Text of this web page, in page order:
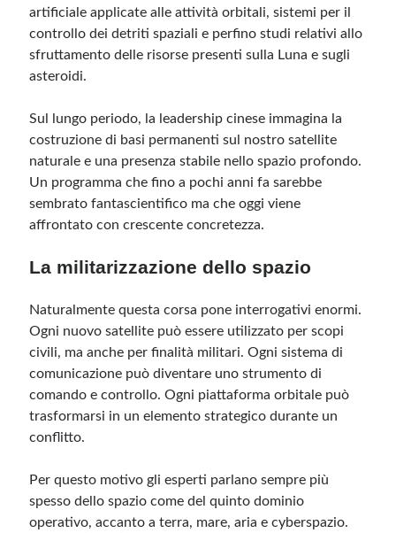
artificiale applicate alle attività orbitali, sistemi per il
controllo dei detriti spaziali e perfino studi relativi allo
sfruttamento delle risorse presenti sulla Luna e sugli
asteroidi.
Sul lungo periodo, la leadership cinese immagina la
costruzione di basi permanenti sul nostro satellite
naturale e una presenza stabile nello spazio profondo.
Un programma che fino a pochi anni fa sarebbe
sembrato fantascientifico ma che oggi viene
affrontato con crescente concretezza.
La militarizzazione dello spazio
Naturalmente questa corsa pone interrogativi enormi.
Ogni nuovo satellite può essere utilizzato per scopi
civili, ma anche per finalità militari. Ogni sistema di
comunicazione può diventare uno strumento di
comando e controllo. Ogni piattaforma orbitale può
trasformarsi in un elemento strategico durante un
conflitto.
Per questo motivo gli esperti parlano sempre più
spesso dello spazio come del quinto dominio
operativo, accanto a terra, mare, aria e cyberspazio.